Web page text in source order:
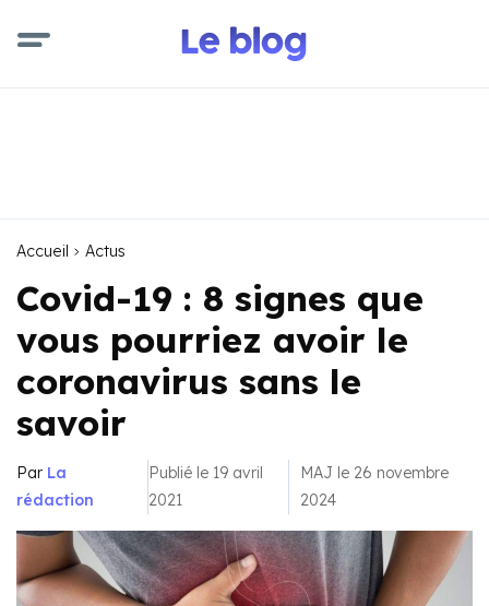
Accueil Actus
Covid-19 : 8 signes que
vous pourriez avoir le
coronavirus sans le
savoir
Par La
rédaction
Publié le 19 avril
2021
MAJ le 26 novembre
2024